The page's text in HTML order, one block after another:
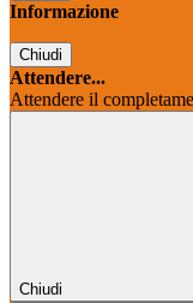
Informazione
Chiudi
Attendere...
Attendere il
Chiudi